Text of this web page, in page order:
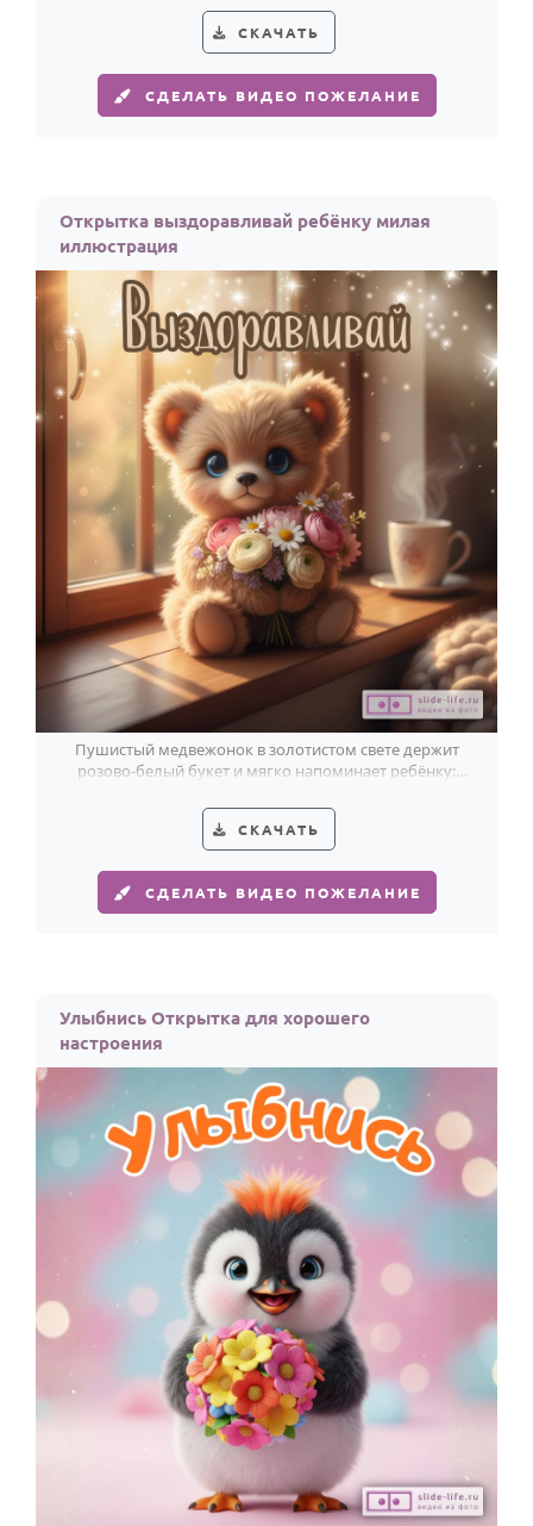
СКАЧАТЬ
СДЕЛАТЬ ВИДЕО ПОЖЕЛАНИЕ
Открытка выздоравливай ребёнку милая
иллюстрация
Пушистый медвежонок в золотистом свете держит
розово-белый букет и мягко напоминает ребёнку:
СКАЧАТЬ
СДЕЛАТЬ ВИДЕО ПОЖЕЛАНИЕ
Улыбнись Открытка для хорошего
настроения